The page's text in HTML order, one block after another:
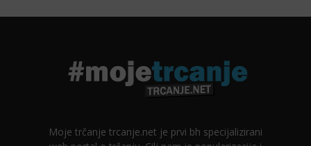
Moje trčanje trcanje.net je prvi bh specijalizirani